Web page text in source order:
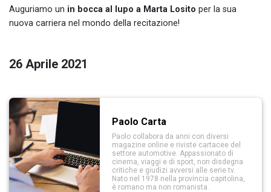
Auguriamo un in bocca al lupo a Marta Losito per la sua
nuova carriera nel mondo della recitazione!
26 Aprile 2021
Paolo Carta
Paolo collabora da anni con diversi
magazine online e riviste cartacee del
settore automotive. Appassionato di
cinema, viaggi e di sport, non disdegna
critiche e giudizi avversi alle serie tv.
Nato nel 1978 nella provincia capitolina,
è romano ma non romanista.